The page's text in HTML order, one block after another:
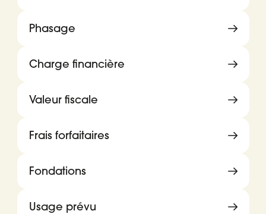
Phasage
Charge financière
Valeur fiscale
Frais forfaitaires
Fondations
Usage prévu